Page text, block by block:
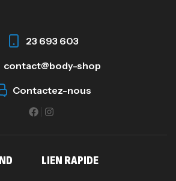
23 693 603
contact@body-shop
Contactez-nous
LIEN RAPIDE